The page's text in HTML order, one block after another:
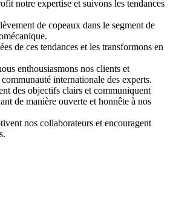
notre expertise et suivons les tendances
de copeaux dans le segment de
de ces tendances et les transformons en
enthousiasmons nos clients et
internationale des experts.
des objectifs clairs et communiquent
de manière ouverte et honnête à nos
nos collaborateurs et encouragent